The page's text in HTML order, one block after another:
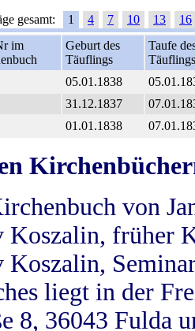
gesamt: 1 4 7 10 13
16
im
Geburt des
Täuflings
Taufe
Täuflings
05.01.1838
31.12.1837
01.01.1838
von
Koszalin, früher
Koszalin,
liegt in der
8, 36043 Fulda